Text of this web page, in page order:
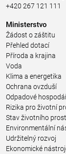
+420 267 121 111
Ministerstvo
Žádost o záštitu
Přehled dotací
Příroda a krajina
Voda
Klima a energetika
Ochrana ovzduší
Odpadové
Rizika pro životní
Stav životního
Environmentální
Udržitelný rozvoj
Ekonomické